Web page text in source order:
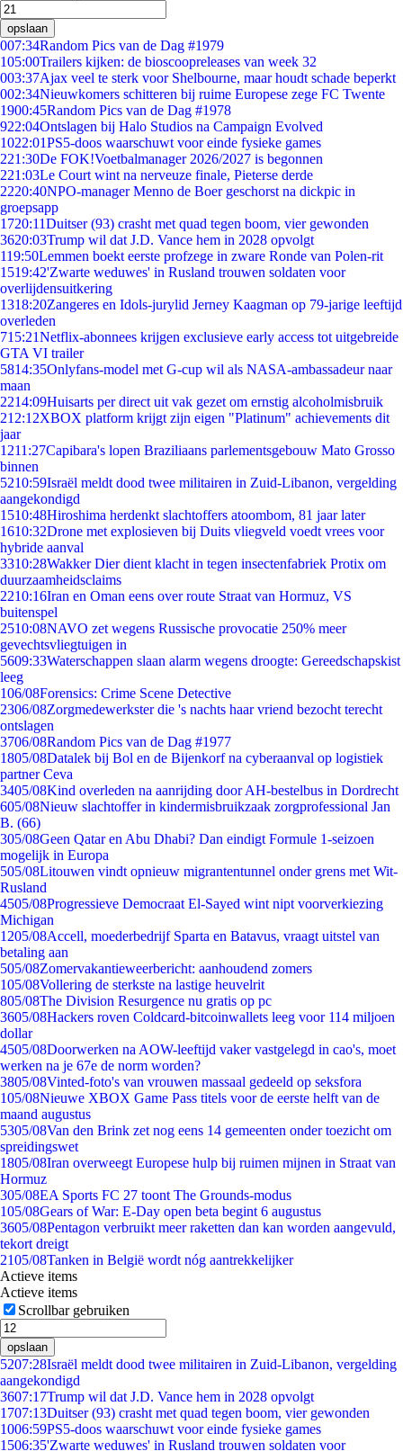
opslaan
007:34Random Pics van de Dag #1979
105:00Trailers kijken: de bioscoopreleases van week 32
003:37Ajax veel te sterk voor Shelbourne, maar houdt schade beperkt
002:34Nieuwkomers schitteren bij ruime Europese zege FC Twente
1900:45Random Pics van de Dag #1978
922:04Ontslagen bij Halo Studios na Campaign Evolved
1022:01PS5-doos waarschuwt voor einde fysieke games
221:30De FOK!Voetbalmanager 2026/2027 is begonnen
221:03Le Court wint na nerveuze finale, Pieterse derde
2220:40NPO-manager Menno de Boer geschorst na dickpic in
groepsapp
1720:11Duitser (93) crasht met quad tegen boom, vier gewonden
3620:03Trump wil dat J.D. Vance hem in 2028 opvolgt
119:50Lemmen boekt eerste profzege in zware Ronde van Polen-rit
1519:42'Zwarte weduwes' in Rusland trouwen soldaten voor
overlijdensuitkering
1318:20Zangeres en Idols-jurylid Jerney Kaagman op 79-jarige leeftijd
overleden
715:21Netflix-abonnees krijgen exclusieve early access tot uitgebreide
GTA VI trailer
5814:35Onlyfans-model met G-cup wil als NASA-ambassadeur naar
maan
2214:09Huisarts per direct uit vak gezet om ernstig alcoholmisbruik
212:12XBOX platform krijgt zijn eigen "Platinum" achievements dit
jaar
1211:27Capibara's lopen Braziliaans parlementsgebouw Mato Grosso
binnen
5210:59Israël meldt dood twee militairen in Zuid-Libanon, vergelding
aangekondigd
1510:48Hiroshima herdenkt slachtoffers atoombom, 81 jaar later
1610:32Drone met explosieven bij Duits vliegveld voedt vrees voor
hybride aanval
3310:28Wakker Dier dient klacht in tegen insectenfabriek Protix om
duurzaamheidsclaims
2210:16Iran en Oman eens over route Straat van Hormuz, VS
buitenspel
2510:08NAVO zet wegens Russische provocatie 250% meer
gevechtsvliegtuigen in
5609:33Waterschappen slaan alarm wegens droogte: Gereedschapskist
leeg
106/08Forensics: Crime Scene Detective
2306/08Zorgmedewerkster die 's nachts haar vriend bezocht terecht
ontslagen
3706/08Random Pics van de Dag #1977
1805/08Datalek bij Bol en de Bijenkorf na cyberaanval op logistiek
partner Ceva
3405/08Kind overleden na aanrijding door AH-bestelbus in Dordrecht
605/08Nieuw slachtoffer in kindermisbruikzaak zorgprofessional Jan
B. (66)
305/08Geen Qatar en Abu Dhabi? Dan eindigt Formule 1-seizoen
mogelijk in Europa
505/08Litouwen vindt opnieuw migrantentunnel onder grens met Wit-
Rusland
4505/08Progressieve Democraat El-Sayed wint nipt voorverkiezing
Michigan
1205/08Accell, moederbedrijf Sparta en Batavus, vraagt uitstel van
betaling aan
505/08Zomervakantieweerbericht: aanhoudend zomers
105/08Vollering de sterkste na lastige heuvelrit
805/08The Division Resurgence nu gratis op pc
3605/08Hackers roven Coldcard-bitcoinwallets leeg voor 114 miljoen
dollar
4505/08Doorwerken na AOW-leeftijd vaker vastgelegd in cao's, moet
werken na je 67e de norm worden?
3805/08Vinted-foto's van vrouwen massaal gedeeld op seksfora
105/08Nieuwe XBOX Game Pass titels voor de eerste helft van de
maand augustus
5305/08Van den Brink zet nog eens 14 gemeenten onder toezicht om
spreidingswet
1805/08Iran overweegt Europese hulp bij ruimen mijnen in Straat van
Hormuz
305/08EA Sports FC 27 toont The Grounds-modus
105/08Gears of War: E-Day open beta begint 6 augustus
3605/08Pentagon verbruikt meer raketten dan kan worden aangevuld,
tekort dreigt
2105/08Tanken in België wordt nóg aantrekkelijker
Actieve items
Actieve items
Scrollbar gebruiken
opslaan
5207:28Israël meldt dood twee militairen in Zuid-Libanon, vergelding
aangekondigd
3607:17Trump wil dat J.D. Vance hem in 2028 opvolgt
1707:13Duitser (93) crasht met quad tegen boom, vier gewonden
1006:59PS5-doos waarschuwt voor einde fysieke games
1506:35'Zwarte weduwes' in Rusland trouwen soldaten voor